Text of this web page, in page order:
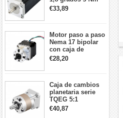
4,2A 57x57x114mm
motor paso a paso
€33,89
Motor paso a paso
Nema 17 bipolar
con caja de
cambios planetaria
5:1 longitud 33mm
Robot CNC DIY
€28,20
Caja de cambios
planetaria serie
TQEG 5:1
contragolpe 15
arcmin para motor
€40,87